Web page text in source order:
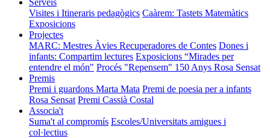
Serveis
Visites i Itineraris pedagògics Caàrem: Tastets Matemàtics
Exposicions
Projectes
MARC: Mestres Àvies Recuperadores de Contes Dones i
infants: Compartim lectures Exposicions “Mirades per
entendre el món" Procés "Repensem" 150 Anys Rosa Sensat
Premis
Premi i guardons Marta Mata Premi de poesia per a infants
Rosa Sensat Premi Cassià Costal
Associa't
Suma't al compromís Escoles/Universitats amigues i
col·lectius